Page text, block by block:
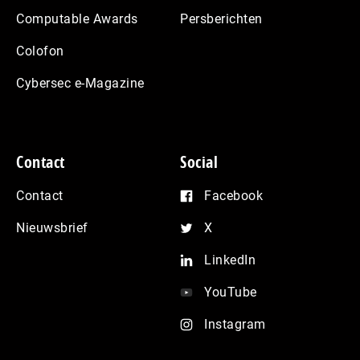
Computable Awards
Colofon
Cybersec e-Magazine
Persberichten
Contact
Contact
Nieuwsbrief
Social
Facebook
X
LinkedIn
YouTube
Instagram